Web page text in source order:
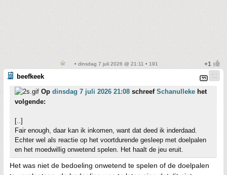
• dinsdag 7 juli 2026 @ 21:11 • 191
beefkeek
Op dinsdag 7 juli 2026 21:08 schreef Schanulleke het
volgende:
[..]
Fair enough, daar kan ik inkomen, want dat deed ik inderdaad.
Echter wel als reactie op het voortdurende gesleep met doelpalen
en het moedwillig onwetend spelen. Het haalt de jeu eruit.
Het was niet de bedoeling onwetend te spelen of de doelpalen